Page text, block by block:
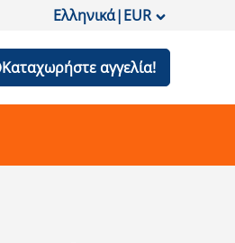
Ελληνικά|EUR
Καταχωρήστε αγγελία!